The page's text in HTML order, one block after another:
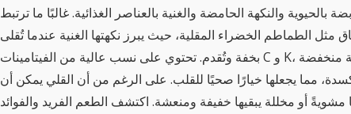
والنكهة الحامضة والغنية بالعناصر الغذائية. غالبًا ما ترتبط
مثل الطماطم الخضراء المقلية، حيث يبرز نكهتها الغنية عندما تُقلى
بخفة وتُقدم. تحتوي على نسب عالية من الفيتامينات C و K، وتعتبر هذه الطماطم الغير ناضجة منخفضة
مما يجعلها خيارًا صحيًا للقلب. على الرغم من أن القلي يمكن أن
مشويةً أو مخللة يبقيها خفيفة ومنعشة. اكتشف الطعم الفريد والفوائد